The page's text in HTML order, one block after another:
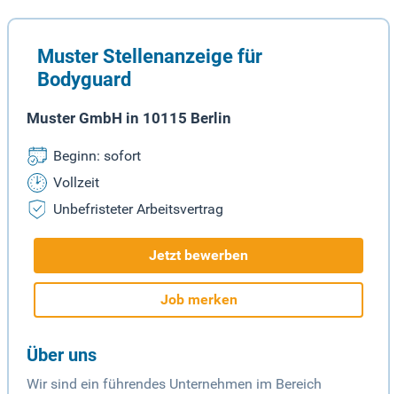
Muster Stellenanzeige für
Bodyguard
Muster GmbH in 10115 Berlin
Beginn: sofort
Vollzeit
Unbefristeter Arbeitsvertrag
Jetzt bewerben
Job merken
Über uns
Wir sind ein führendes Unternehmen im Bereich